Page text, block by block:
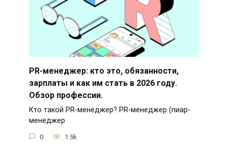
PR-менеджер: кто это, обязанности,
зарплаты и как им стать в 2026 году.
Обзор профессии.
Кто такой PR-менеджер? PR-менеджер (пиар-
менеджер
0 1.5k.